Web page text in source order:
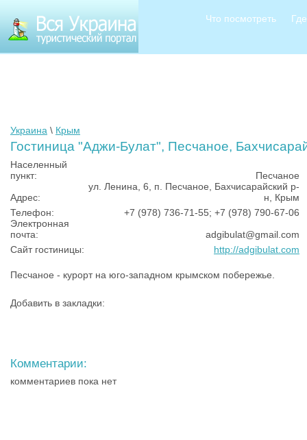
Что посмотреть
Украина \ Крым
Гостиница "Аджи-Булат", Песчаное,
Населенный
пункт:
Песчаное
Адрес:
ул. Ленина, 6, п. Песчаное, Бахчисарайский р-
н, Крым
Телефон:
+7 (978) 736-71-55; +7 (978) 790-67-06
Электронная
почта:
adgibulat@gmail.com
Сайт гостиницы:
http://adgibulat.com
Песчаное - курорт на юго-западном крымском побережье.
Добавить в закладки:
Комментарии:
комментариев пока нет